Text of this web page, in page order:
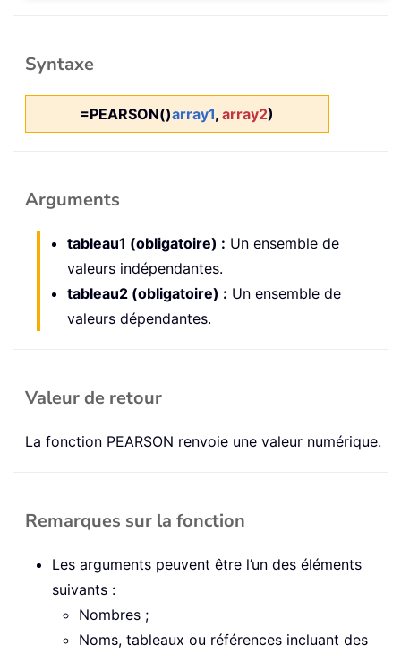
Syntaxe
=PEARSON()array1,array2)
Arguments
tableau1 (obligatoire) : Un ensemble de
valeurs indépendantes.
tableau2 (obligatoire) : Un ensemble de
valeurs dépendantes.
Valeur de retour
La fonction PEARSON renvoie une valeur numérique.
Remarques sur la fonction
Les arguments peuvent être l’un des éléments
suivants :
Nombres ;
Noms, tableaux ou références incluant des